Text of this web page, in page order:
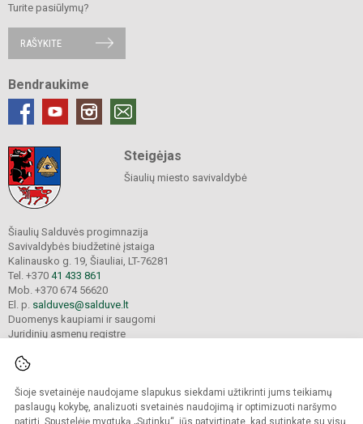
Šioje svetainėje naudojame slapukus siekdami užtikrinti jums teikiamų
paslaugų kokybę, analizuoti svetainės naudojimą ir optimizuoti naršymo
patirtį. Spustelėję mygtuką „Sutinku“, jūs patvirtinate, kad sutinkate su visų
Turite pasiūlymų?
RAŠYKITE
Bendraukime
Steigėjas
Šiaulių miesto savivaldybė
Šiaulių Salduvės progimnazija
Savivaldybės biudžetinė įstaiga
Kalinausko g. 19, Šiauliai, LT-76281
Tel. +370 41 433 861
Mob. +370 674 56620
El. p. salduves@salduve.lt
Duomenys kaupiami ir saugomi
Juridinių asmenų registre
© 2026. Šiaulių Salduvės progimnazija. Visos teisės saugomos.
Kopijuoti turinį be raštiško įstaigos administracijos sutikimo griežtai draudžiama.